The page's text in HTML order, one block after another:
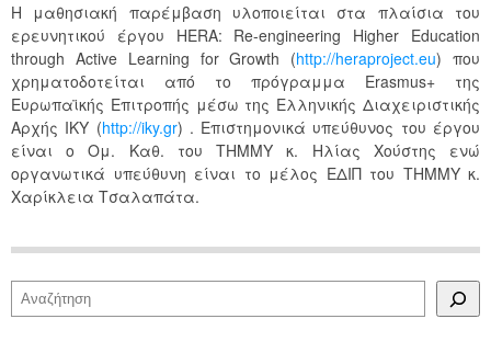
Η μαθησιακή παρέμβαση υλοποιείται στα πλαίσια του
ερευνητικού έργου HERA: Re-engineering Higher Education
through Active Learning for Growth (http://heraproject.eu) που
χρηματοδοτείται από το πρόγραμμα Erasmus+ της
Ευρωπαϊκής Επιτροπής μέσω της Ελληνικής Διαχειριστικής
Αρχής ΙΚΥ (http://iky.gr) . Επιστημονικά υπεύθυνος του έργου
είναι ο Ομ. Καθ. του ΤΗΜΜΥ κ. Ηλίας Χούστης ενώ
οργανωτικά υπεύθυνη είναι το μέλος ΕΔΙΠ του ΤΗΜΜΥ κ.
Χαρίκλεια Τσαλαπάτα.
Αναζήτηση